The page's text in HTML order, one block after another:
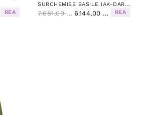
REA
SURCHEMISE BASILE IAK-DARK NAVY
7.681,00 Kč 6.144,00 Kč REA